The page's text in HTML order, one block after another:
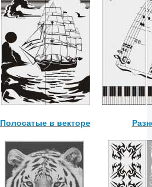
Полосатые в векторе